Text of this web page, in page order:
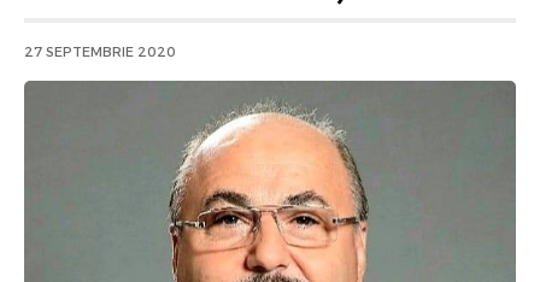
27 SEPTEMBRIE 2020